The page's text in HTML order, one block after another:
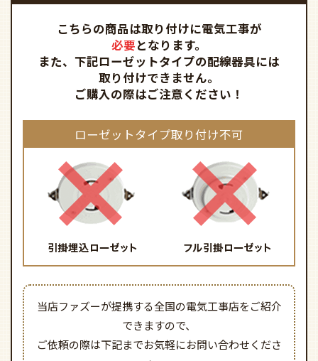
こちらの商品は取り付けに電気工事が
必要となります。
また、下記ローゼットタイプの配線器具には
取り付けできません。
ご購入の際はご注意ください！
ローゼットタイプ取り付け不可
当店ファズーが提携する全国の電気工事店をご紹介
できますので、
ご依頼の際は下記までお気軽にお問い合わせくださ